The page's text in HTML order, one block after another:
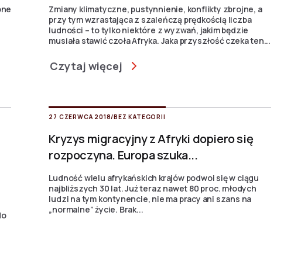
Zmiany klimatyczne, pustynnienie, konflikty zbrojne, a
przy tym wzrastająca z szaleńczą prędkością liczba
ludności – to tylko niektóre z wyzwań, jakim będzie
musiała stawić czoła Afryka. Jaka przyszłość czeka ten...
Czytaj więcej
27 CZERWCA 2018/BEZ KATEGORII
Kryzys migracyjny z Afryki dopiero się
rozpoczyna. Europa szuka...
Ludność wielu afrykańskich krajów podwoi się w ciągu
najbliższych 30 lat. Już teraz nawet 80 proc. młodych
ludzi na tym kontynencie, nie ma pracy ani szans na
„normalne” życie. Brak...